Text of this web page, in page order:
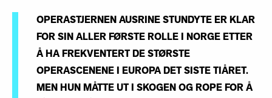
OPERASTJERNEN AUSRINE STUNDYTE ER KLAR
FOR SIN ALLER FØRSTE ROLLE I NORGE ETTER
Å HA FREKVENTERT DE STØRSTE
OPERASCENENE I EUROPA DET SISTE TIÅRET.
MEN HUN MÅTTE UT I SKOGEN OG ROPE FOR Å